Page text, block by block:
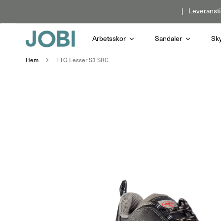
innehållet
Arbetsskor Sandaler
Hem FTG Lesser S3 SRC